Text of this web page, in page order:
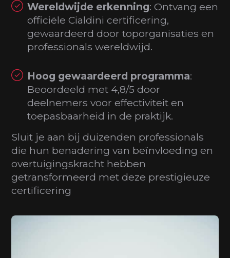
Wereldwijde erkenning: Ontvang een
officiële Cialdini certificering,
gewaardeerd door toporganisaties en
professionals wereldwijd.
Hoog gewaardeerd programma:
Beoordeeld met 4,8/5 door
deelnemers voor effectiviteit en
toepasbaarheid in de praktijk.
Sluit je aan bij duizenden professionals
die hun benadering van beïnvloeding en
overtuigingskracht hebben
getransformeerd met deze prestigieuze
certificering